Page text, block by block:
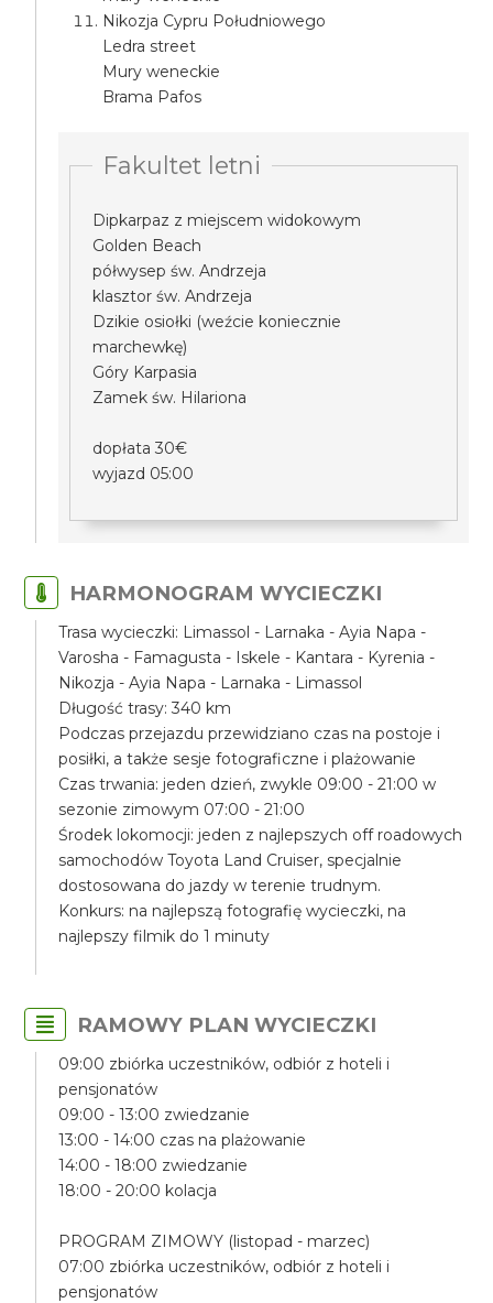
Nikozja Cypru Południowego
Ledra street
Mury weneckie
Brama Pafos
Fakultet letni
Dipkarpaz z miejscem widokowym
Golden Beach
półwysep św. Andrzeja
klasztor św. Andrzeja
Dzikie osiołki (weźcie koniecznie
marchewkę)
Góry Karpasia
Zamek św. Hilariona
dopłata 30€
wyjazd 05:00
HARMONOGRAM WYCIECZKI
Trasa wycieczki: Limassol - Larnaka - Ayia Napa -
Varosha - Famagusta - Iskele - Kantara - Kyrenia -
Nikozja - Ayia Napa - Larnaka - Limassol
Długość trasy: 340 km
Podczas przejazdu przewidziano czas na postoje i
posiłki, a także sesje fotograficzne i plażowanie
Czas trwania: jeden dzień, zwykle 09:00 - 21:00 w
sezonie zimowym 07:00 - 21:00
Środek lokomocji: jeden z najlepszych off roadowych
samochodów Toyota Land Cruiser, specjalnie
dostosowana do jazdy w terenie trudnym.
Konkurs: na najlepszą fotografię wycieczki, na
najlepszy filmik do 1 minuty
RAMOWY PLAN WYCIECZKI
09:00 zbiórka uczestników, odbiór z hoteli i
pensjonatów
09:00 - 13:00 zwiedzanie
13:00 - 14:00 czas na plażowanie
14:00 - 18:00 zwiedzanie
18:00 - 20:00 kolacja
PROGRAM ZIMOWY (listopad - marzec)
07:00 zbiórka uczestników, odbiór z hoteli i
pensjonatów